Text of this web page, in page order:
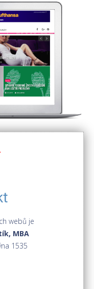
webů je
MBA
1535